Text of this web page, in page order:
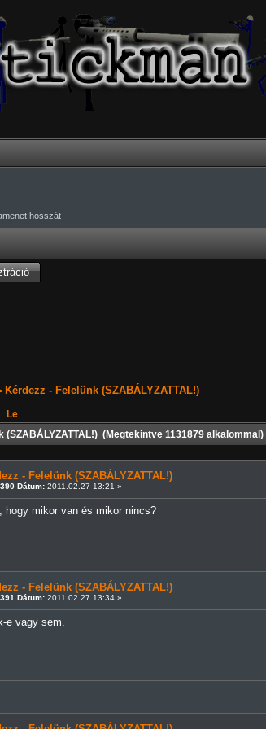
hosszát
Kérdezz - Felelünk (SZABÁLYZATTAL!)
Le
(SZABÁLYZATTAL!) (Megtekintve 1131879 alkalommal)
- Felelünk (SZABÁLYZATTAL!)
Dátum:2011.02.27 13:21 »
hogy mikor van és mikor nincs?
- Felelünk (SZABÁLYZATTAL!)
Dátum:2011.02.27 13:34 »
e vagy sem.